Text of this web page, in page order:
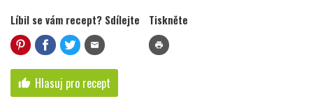
Líbil se vám recept? Sdílejte
mail
Tiskněte
print
thumb_up Hlasuj pro recept